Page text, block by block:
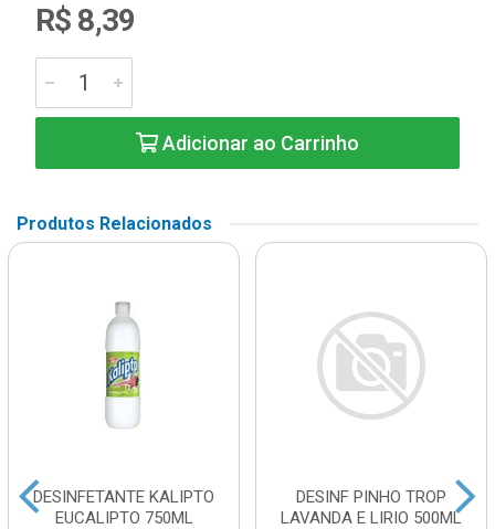
R$ 8,39
Adicionar ao Carrinho
Produtos Relacionados
DESINFETANTE KALIPTO
EUCALIPTO 750ML
DESINF PINHO TROP
LAVANDA E LIRIO 500ML